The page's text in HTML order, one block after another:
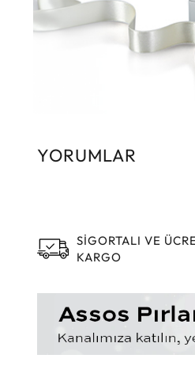
YORUMLAR
SİGORTALI VE
KARGO